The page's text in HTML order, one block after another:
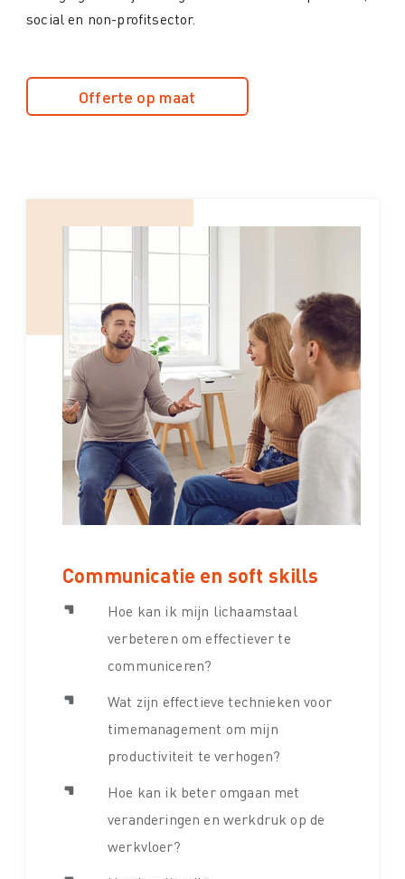
social en non-profitsector.
Offerte op maat
Communicatie en soft skills
Hoe kan ik mijn lichaamstaal
verbeteren om effectiever te
communiceren?
Wat zijn effectieve technieken voor
timemanagement om mijn
productiviteit te verhogen?
Hoe kan ik beter omgaan met
veranderingen en werkdruk op de
werkvloer?